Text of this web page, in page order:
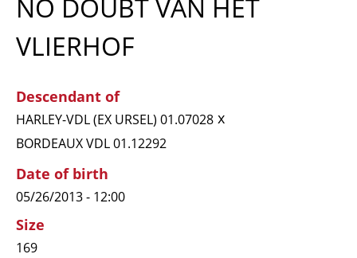
NO DOUBT VAN HET
VLIERHOF
Descendant of
HARLEY-VDL (EX URSEL) 01.07028 x
BORDEAUX VDL 01.12292
Date of birth
05/26/2013 - 12:00
Size
169